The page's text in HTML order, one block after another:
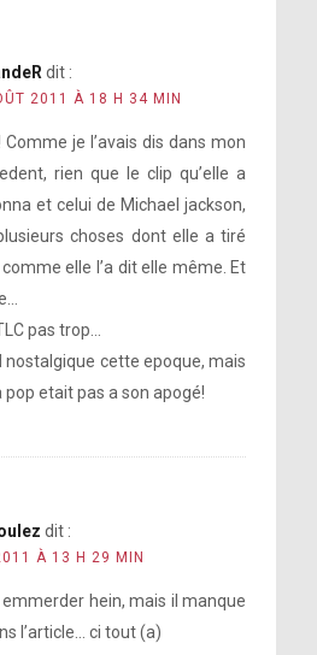
dit :
2011 À 18 H 34 MIN
je l’avais dis dans mon
rien que le clip qu’elle a
et celui de Michael jackson,
choses dont elle a tiré
elle l’a dit elle même. Et
pas trop…
nostalgique cette epoque, mais
pop etait pas a son apogé!
dit :
À 13 H 29 MIN
emmerder hein, mais il manque
l’article… ci tout (a)